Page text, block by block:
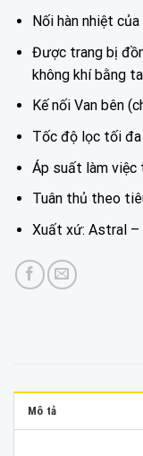
Nối hàn nhiệt
Được trang bị
không khí bằng
Kế nối Van bên
Tốc độ lọc tối
Áp suất làm việc
Tuân thủ theo
Xuất xứ: Astral –
Mô tả